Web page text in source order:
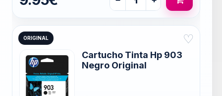
ORIGINAL ♡
Cartucho Tinta Hp 903
Negro Original